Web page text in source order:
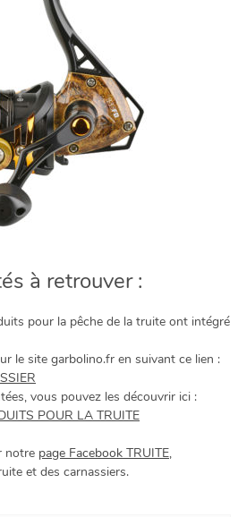
à retrouver :
pour la pêche de la truite ont intégré
le site garbolino.fr en suivant ce lien :
vous pouvez les découvrir ici :
POUR LA TRUITE
notre page Facebook TRUITE,
et des carnassiers.